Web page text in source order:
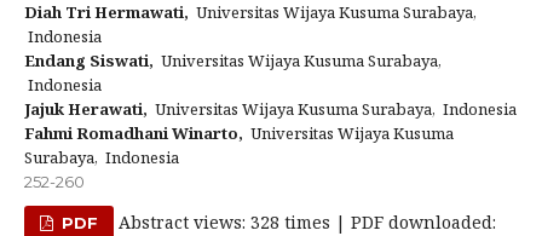
Diah Tri Hermawati, Universitas Wijaya Kusuma Surabaya,
Indonesia
Endang Siswati, Universitas Wijaya Kusuma Surabaya,
Indonesia
Jajuk Herawati, Universitas Wijaya Kusuma Surabaya, Indonesia
Fahmi Romadhani Winarto, Universitas Wijaya Kusuma
Surabaya, Indonesia
252-260
PDF
Abstract views: 328 times | PDF downloaded: